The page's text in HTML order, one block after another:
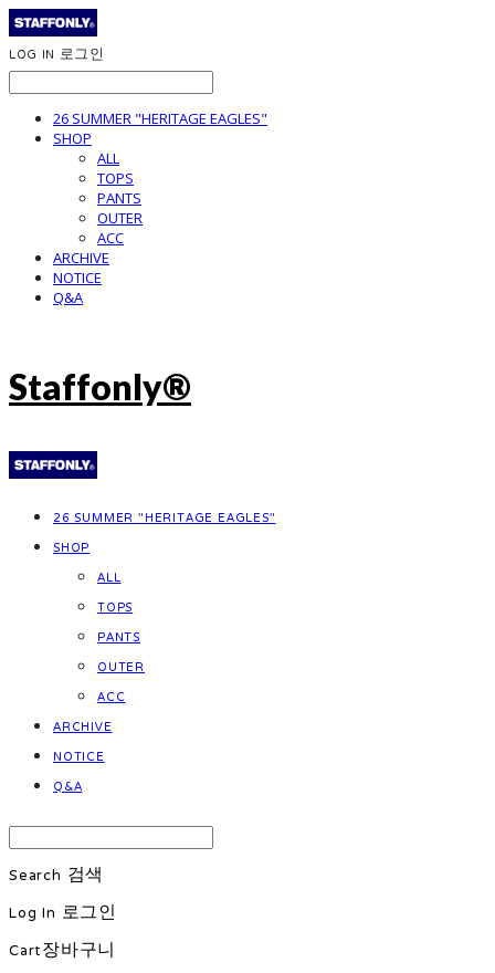
LOG IN 로그인
26 SUMMER "HERITAGE EAGLES"
SHOP
ALL
TOPS
PANTS
OUTER
ACC
ARCHIVE
NOTICE
Q&A
Staffonly®
26 SUMMER "HERITAGE EAGLES"
SHOP
ALL
TOPS
PANTS
OUTER
ACC
ARCHIVE
NOTICE
Q&A
Search 검색
Log In 로그인
Cart장바구니